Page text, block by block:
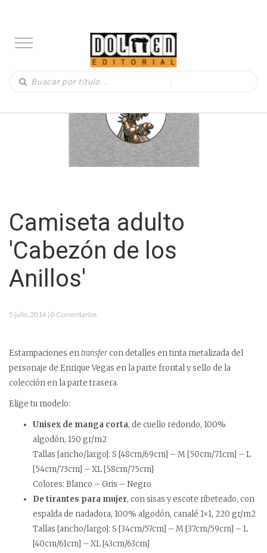
Camiseta adulto
'Cabezón de los
Anillos'
5 julio, 2014 | 0 Comentarios
Estampaciones entransfercon detalles en tinta metalizada del
personaje de Enrique Vegas en la parte frontal y sello de la
colección en la parte trasera.
Elige tu modelo:
Unisex de manga corta, de cuello redondo, 100%
algodón, 150 gr/m2
Tallas [ancho/largo]: S [48cm/69cm] – M [50cm/71cm] – L
[54cm/73cm] – XL [58cm/75cm]
Colores: Blanco – Gris – Negro
De tirantes para mujer, con sisas y escote ribeteado, con
espalda de nadadora, 100% algodón, canalé 1×1, 220 gr/m2
Tallas [ancho/largo]: S [34cm/57cm] – M [37cm/59cm] – L
[40cm/61cm] – XL [43cm/63cm]